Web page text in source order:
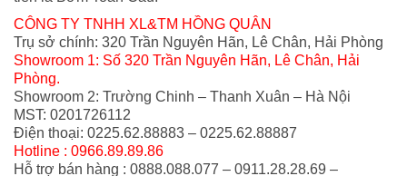
CÔNG TY TNHH XL&TM HỒNG QUÂN
Trụ sở chính: 320 Trần Nguyên Hãn, Lê Chân, Hải Phòng
Showroom 1: Số 320 Trần Nguyên Hãn, Lê Chân, Hải
Phòng.
Showroom 2: Trường Chinh – Thanh Xuân – Hà Nội
MST: 0201726112
Điện thoại: 0225.62.88883 – 0225.62.88887
Hotline : 0966.89.89.86
Hỗ trợ bán hàng : 0888.088.077 – 0911.28.28.69 –